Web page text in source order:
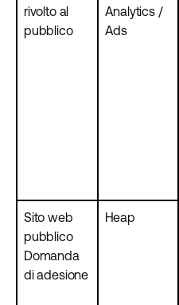
rivolto al
pubblico
Analytics /
Ads
Sito web
pubblico
Domanda
di adesione
Heap